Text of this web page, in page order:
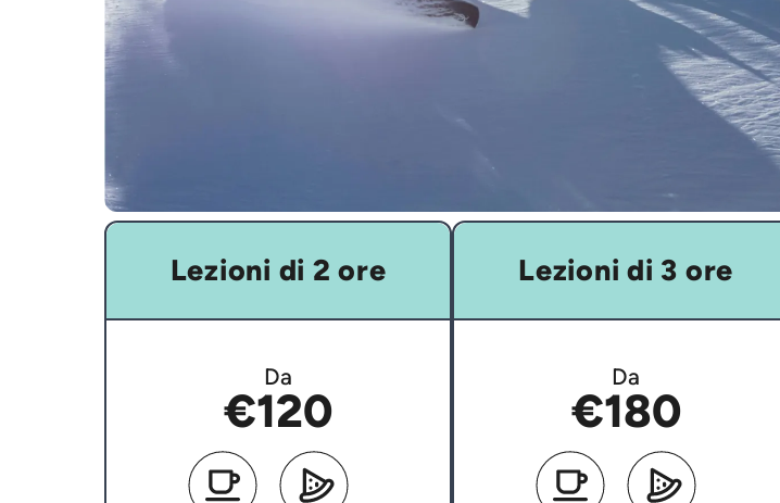
Lezioni di 2 ore
Da
€120
Lezioni di 3 ore
Da
€180